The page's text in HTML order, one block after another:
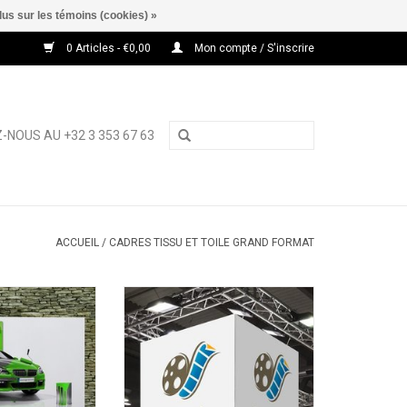
0 Articles - €0,00 Mon compte / S'inscrire
NOUS AU +32 3 353 67 63
ACCUEIL / CADRES TISSU ET TOILE GRAND FORMAT
cadre pour toile
PANIER
Cubox
AJOUTER AU PANIER
sur les témoins (cookies) »